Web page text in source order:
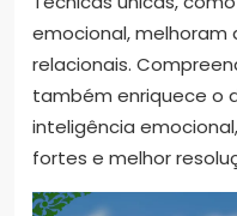
emocional, melhoram
relacionais.
também enriquece o
inteligência
fortes e melhor